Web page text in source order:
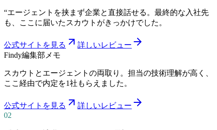
“エージェントを挟まず企業と直接話せる。最終的な入社先
も、ここに届いたスカウトがきっかけでした。
公式サイトを見る
詳しいレビュー
Findy編集部メモ
スカウトとエージェントの両取り。担当の技術理解が高く、
ここ経由で内定を1社もらえました。
公式サイトを見る
詳しいレビュー
02